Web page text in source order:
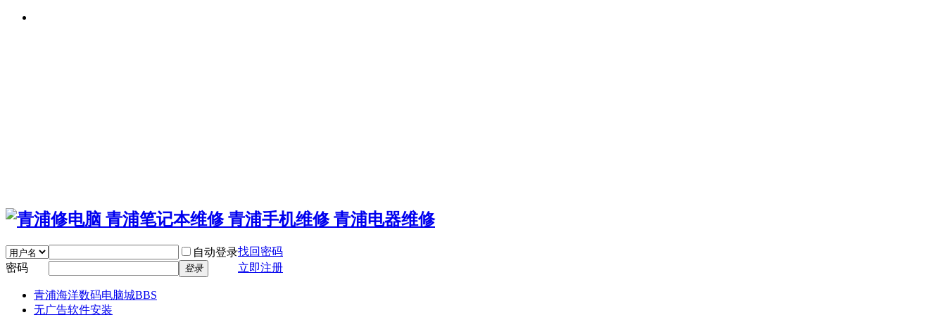
自动登录找回密码
密码
登录 立即注册
青浦海洋数码电脑城BBS
无广告软件安装